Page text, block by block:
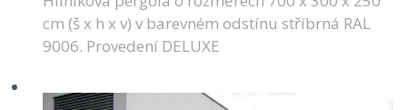
cm (š x h x v) v barevném odstínu stříbrná RAL
9006. Provedení DELUXE